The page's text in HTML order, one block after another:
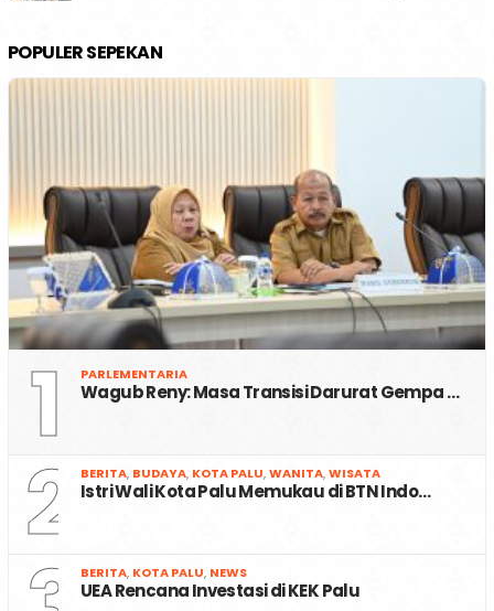
POPULER SEPEKAN
1 PARLEMENTARIA
Wagub Reny: Masa Transisi Darurat Gempa …
2 BERITA, BUDAYA, KOTA PALU,WANITA,WISATA
Istri Wali Kota Palu Memukau di BTN Indo…
BERITA, KOTA PALU, NEWS
UEA Rencana Investasi di KEK Palu